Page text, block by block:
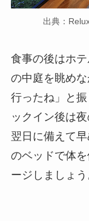
出典：
食事の後はホ
の中庭を眺め
行ったね」と
ックイン後は
翌日に備えて
のベッドで体
ージしましょう